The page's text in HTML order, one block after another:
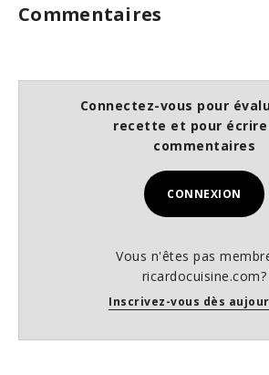
Commentaires
Connectez-vous pour
recette et pour écrire
commentaires
CONNEXION
Vous n'êtes pas
ricardocuisine.com?
Inscrivez-vous dès